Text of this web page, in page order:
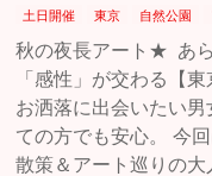
土日開催 東京 自然公園
秋の夜長アート★ あ
「感性」が交わる【東
お洒落に出会いたい
ての方でも安心。 今
散策＆アート巡りの大